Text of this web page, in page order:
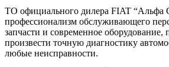
ТО официального дилера FIAT “Альфа
профессионализм обслуживающего
запчасти и современное оборудование,
произвести точную диагностику
любые неисправности.